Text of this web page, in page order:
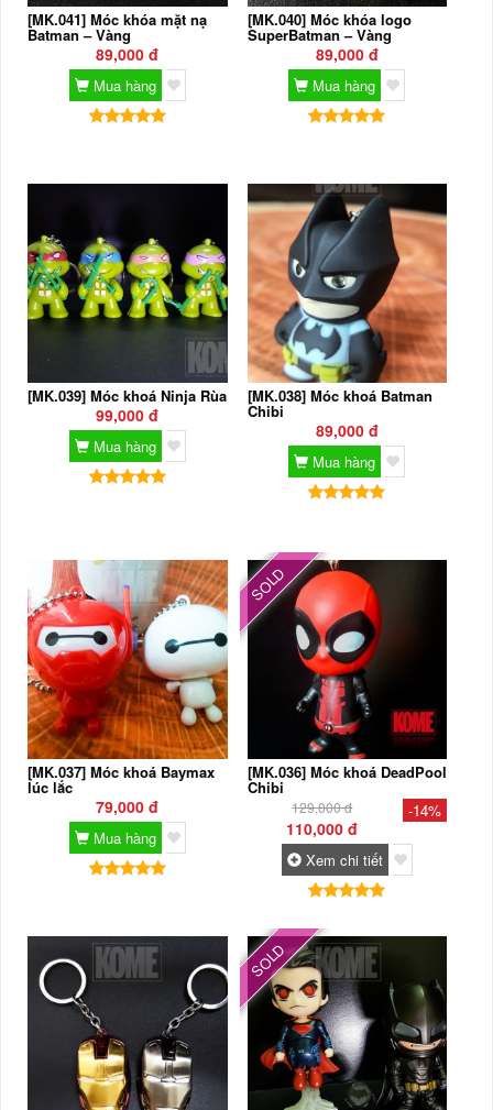
[MK.041] Móc khóa mặt nạ
Batman – Vàng
89,000 đ
Mua hàng
[MK.040] Móc khóa logo
SuperBatman – Vàng
89,000 đ
Mua hàng
[MK.039] Móc khoá Ninja Rùa
99,000 đ
Mua hàng
[MK.038] Móc khoá Batman
Chibi
89,000 đ
Mua hàng
[MK.037] Móc khoá Baymax
lúc lắc
79,000 đ
Mua hàng
[MK.036] Móc khoá DeadPool
Chibi
129,000 đ -14%
110,000 đ
SOLD
Xem chi tiết
SOLD